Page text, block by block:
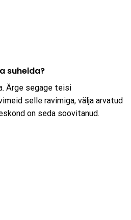
suhelda?
Ärge segage teisi
selle ravimiga, välja arvatud
on seda soovitanud.